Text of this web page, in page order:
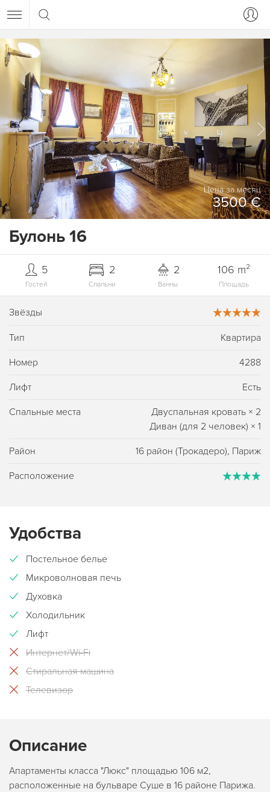
Цена за месяц
3500 €
Булонь 16
Гостей
5
Спальни
2
Ванны
2
Площадь
106 m²
Звёзды
Тип Квартира
Номер 4288
Лифт Есть
Спальные места Двуспальная кровать × 2
Диван (для 2 человек) × 1
Район 16 район (Трокадеро), Париж
Расположение
Удобства
Постельное белье
Микроволновая печь
Духовка
Холодильник
Лифт
Интернет/Wi-Fi
Стиральная машина
Телевизор
Описание
Апартаменты класса "Люкс" площадью 106 м2,
расположенные на бульваре Суше в 16 районе Парижа.